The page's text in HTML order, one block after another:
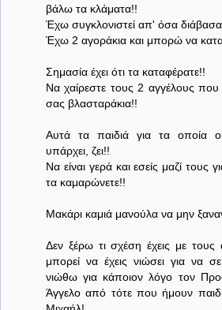
βάλω τα κλάματα!!
Έχω συγκλονιστεί απ' όσα
Έχω 2 αγοράκια και μπορώ να
Σημασία έχει ότι τα καταφέρατε!!
Να χαίρεστε τους 2 αγγέλους
σας βλασταράκια!!
Αυτά τα παιδιά για τα οποία ο
υπάρχει, ζει!!
Να είναι γερά και εσείς μαζί τους
τα καμαρώνετε!!
Μακάρι καμιά μανούλα να μην
Δεν ξέρω τι σχέση έχεις με τους
μπορεί να έχεις νιώσει για να
νιώθω για κάποιον λόγο τον
Άγγελο από τότε που ήμουν